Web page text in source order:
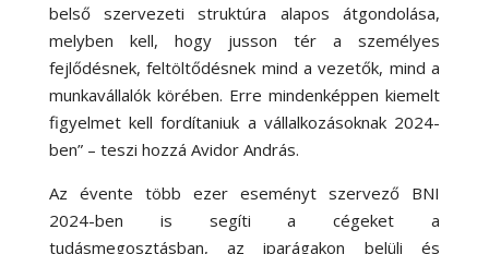
belső szervezeti struktúra alapos átgondolása,
melyben kell, hogy jusson tér a személyes
fejlődésnek, feltöltődésnek mind a vezetők, mind a
munkavállalók körében. Erre mindenképpen kiemelt
figyelmet kell fordítaniuk a vállalkozásoknak 2024-
ben” – teszi hozzá Avidor András.
Az évente több ezer eseményt szervező BNI
2024-ben is segíti a cégeket a
tudásmegosztásban, az iparágakon belüli és